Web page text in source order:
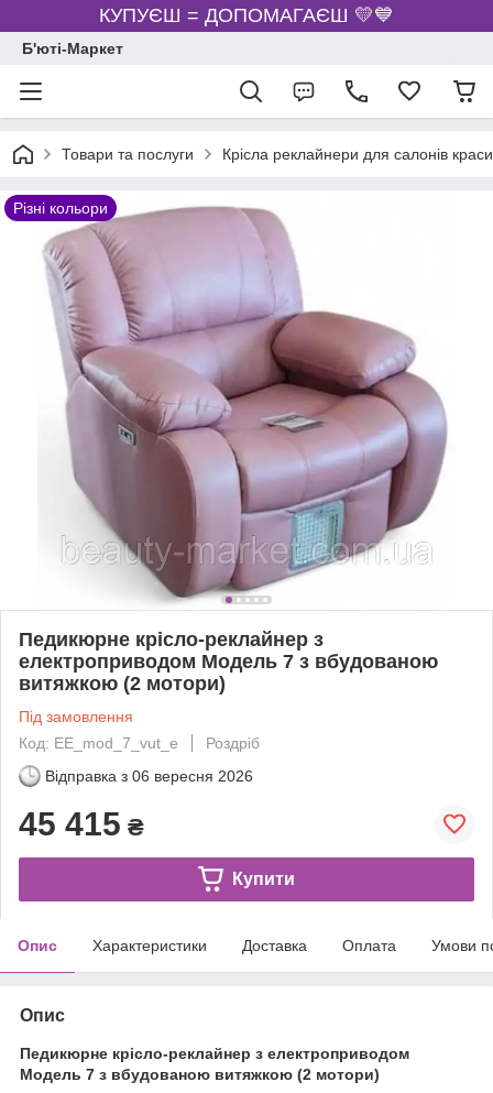
КУПУЄШ = ДОПОМАГАЄШ 💛💙
Б'юті-Маркет
Товари та послуги Крісла реклайнери для салонів краси
Різні кольори
Педикюрне крісло-реклайнер з
електроприводом Модель 7 з вбудованою
витяжкою (2 мотори)
Під замовлення
Код: EE_mod_7_vut_e
Роздріб
Відправка з 06 вересня 2026
45 415 ₴
Купити
Опис Характеристики Доставка Оплата Умови
Опис
Педикюрне крісло-реклайнер з електроприводом
Модель 7 з вбудованою витяжкою (2 мотори)